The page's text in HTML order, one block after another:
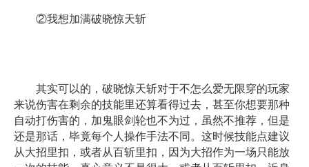
②我想加满破晓惊天斩
其实可以的，破晓惊天斩对于不怎么爱无限穿的玩家
来说伤害在剩余的技能里还算看得过去，甚至你想要那种
自动打伤害的，加鬼眼剑轮也不为过，虽然不推荐，但是
还是那话，毕竟每个人操作手法不同。这时候技能点建议
从大招里扣，或者从百斩里扣，因为大招作为一场只能放